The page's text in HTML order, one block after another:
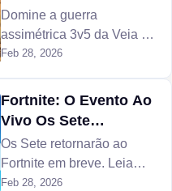
Ouro em Last War:
Survival
Domine a guerra
assimétrica 3v5 da Veia de
Ouro em Last War:
mecânicas do mapa, as
táticas de destruição de
Núcleos de Armamento
T11.
Feb 28, 2026
Fortnite: O Evento Ao
Vivo Os Sete
Explicado
Os Sete retornarão ao
Fortnite em breve. Leia
nosso guia para conferir a
Feb 28, 2026